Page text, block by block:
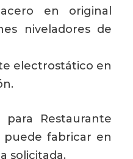
en original
niveladores de
electrostático en
Restaurante
puede fabricar en
solicitada.